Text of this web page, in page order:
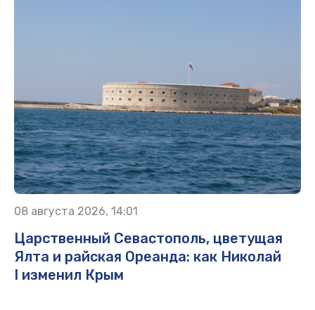
08 августа 2026, 14:01
Царственный Севастополь, цветущая
Ялта и райская Ореанда: как Николай
I изменил Крым